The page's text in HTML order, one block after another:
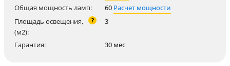
Общая мощность ламп:
60 Расчет мощности
Площадь освещения,
(м2):
? 3
Гарантия: 30 мес